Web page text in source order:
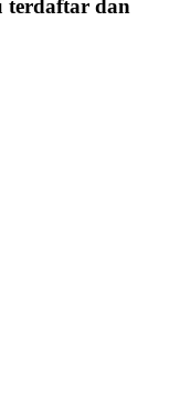
fleksibel
terdaftar dan